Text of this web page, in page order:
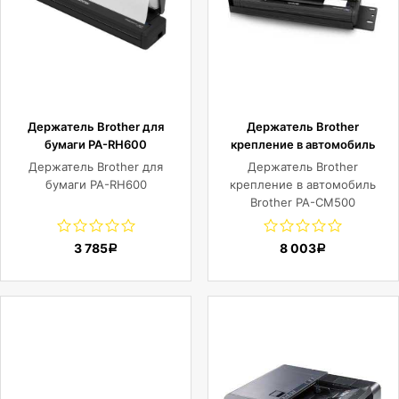
Держатель Brother для
бумаги PA-RH600
Держатель Brother для
бумаги PA-RH600
3 785Р
Держатель Brother
крепление в автомобиль
Brother PA-CM500
(крепление принтера и
бумаги для принтеров серии
PJ)
Держатель Brother
крепление в автомобиль
Brother PA-CM500
(крепление принтера и
серии PJ)
8 003Р